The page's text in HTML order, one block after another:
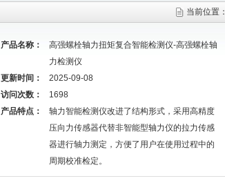
当前位置：
产品名称：
高强螺栓轴力扭矩复合智能检测仪-高强螺栓轴
力检测仪
更新时间：
2025-09-08
访问次数：
1698
产品特点：
轴力智能检测仪改进了结构形式，采用高精度
压向力传感器代替非智能型轴力仪的拉力传感
器进行轴力测定，方便了用户在使用过程中的
周期校准检定。